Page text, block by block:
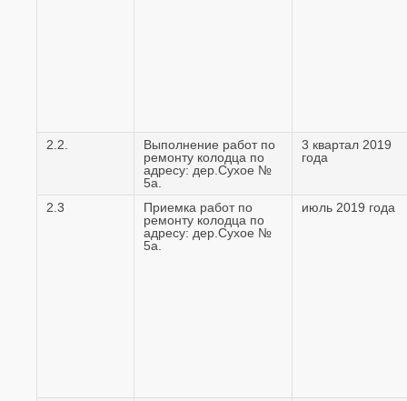
2.2.
Выполнение работ по
ремонту колодца по
адресу: дер.Сухое №
5а.
3 квартал 2019
года
2.3
Приемка работ по
ремонту колодца по
адресу: дер.Сухое №
5а.
июль 2019 года